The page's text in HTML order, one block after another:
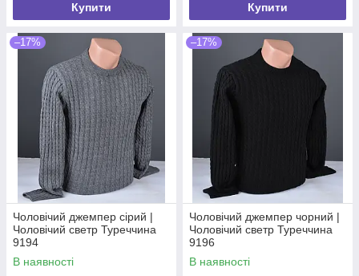
Купити Купити
–17%
Чоловічий джемпер сірий |
Чоловічий светр Туреччина
9194
В наявності
–17%
Чоловічий джемпер чорний |
Чоловічий светр Туреччина
9196
В наявності